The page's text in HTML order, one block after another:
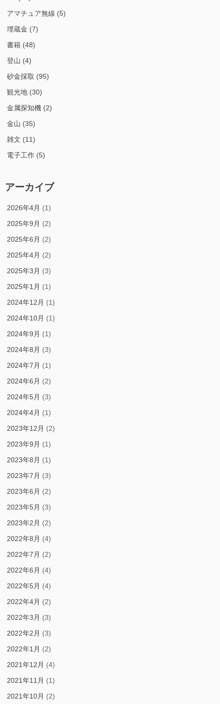
アマチュア無線 (5)
埋蔵金 (7)
書籍 (48)
登山 (4)
砂金採取 (95)
観光地 (30)
金属探知機 (2)
金山 (35)
雑文 (11)
電子工作 (5)
アーカイブ
2026年4月 (1)
2025年9月 (2)
2025年6月 (2)
2025年4月 (2)
2025年3月 (3)
2025年1月 (1)
2024年12月 (1)
2024年10月 (1)
2024年9月 (1)
2024年8月 (3)
2024年7月 (1)
2024年6月 (2)
2024年5月 (3)
2024年4月 (1)
2023年12月 (2)
2023年9月 (1)
2023年8月 (1)
2023年7月 (3)
2023年6月 (2)
2023年5月 (3)
2023年2月 (2)
2022年8月 (4)
2022年7月 (2)
2022年6月 (4)
2022年5月 (4)
2022年4月 (2)
2022年3月 (3)
2022年2月 (3)
2022年1月 (2)
2021年12月 (4)
2021年11月 (1)
2021年10月 (2)